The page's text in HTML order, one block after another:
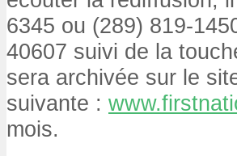
6345 ou (289) 819-
40607 suivi de la
sera archivée sur le
suivante :
mois.